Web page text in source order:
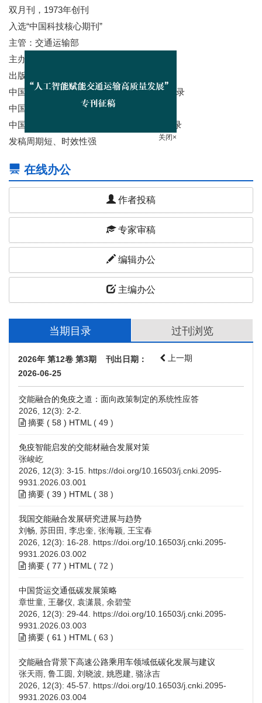
双月刊，1973年创刊
入选“中国科技核心期刊”
主管：交通运输部
主办：交通运输部科学研究院
出版：交通运输科技传媒（北京）有限公司
中国科技论文与引文数据库（CSTPSD）收录
中国核心期刊（遴选）数据库收录
中国学术期刊综合评价数据库(CAJCED)收录
发稿周期短、时效性强
在线办公
作者投稿
专家审稿
编辑办公
主编办公
当期目录 过刊浏览
2026年 第12卷 第3期 刊出日期：
2026-06-25
上一期
交能融合的免疫之道：面向政策制定的系统性应答
2026, 12(3): 2-2.
摘要 ( 58 ) HTML ( 49 )
免疫智能启发的交能材融合发展对策
张峻屹
2026, 12(3): 3-15. https://doi.org/10.16503/j.cnki.2095-
9931.2026.03.001
摘要 ( 39 ) HTML ( 38 )
我国交能融合发展研究进展与趋势
刘畅, 苏田田, 李忠奎, 张海颖, 王宝春
2026, 12(3): 16-28. https://doi.org/10.16503/j.cnki.2095-
9931.2026.03.002
摘要 ( 77 ) HTML ( 72 )
中国货运交通低碳发展策略
章世童, 王馨仪, 袁潇晨, 余碧莹
2026, 12(3): 29-44. https://doi.org/10.16503/j.cnki.2095-
9931.2026.03.003
摘要 ( 61 ) HTML ( 63 )
交能融合背景下高速公路乘用车领域低碳化发展与建议
张天雨, 鲁工圆, 刘晓波, 姚恩建, 骆泳吉
2026, 12(3): 45-57. https://doi.org/10.16503/j.cnki.2095-
9931.2026.03.004